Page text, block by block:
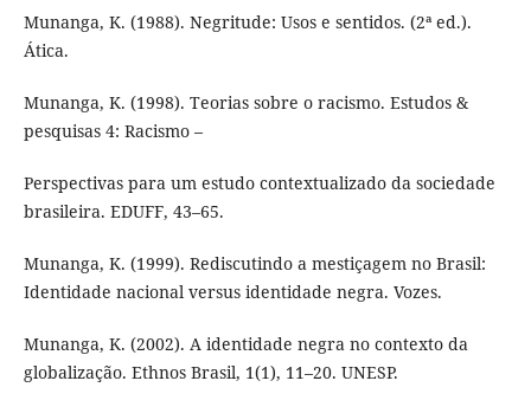
Munanga, K. (1988). Negritude: Usos e sentidos. (2ª ed.).
Ática.
Munanga, K. (1998). Teorias sobre o racismo. Estudos &
pesquisas 4: Racismo –
Perspectivas para um estudo contextualizado da sociedade
brasileira. EDUFF, 43–65.
Munanga, K. (1999). Rediscutindo a mestiçagem no Brasil:
Identidade nacional versus identidade negra. Vozes.
Munanga, K. (2002). A identidade negra no contexto da
globalização. Ethnos Brasil, 1(1), 11–20. UNESP.